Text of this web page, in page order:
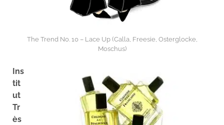
The Trend No. 10 – Lace Up (Calla, Freesie, Osterglocke,
Moschus)
Ins
tit
ut
Tr
ès